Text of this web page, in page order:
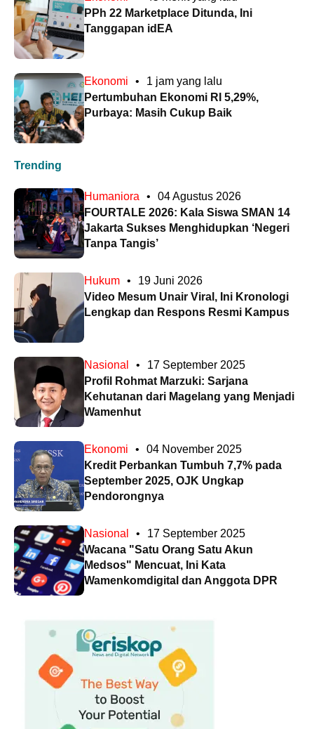
PPh 22 Marketplace Ditunda, Ini
Tanggapan idEA
Ekonomi •
1 jam yang lalu
Pertumbuhan Ekonomi RI 5,29%,
Purbaya: Masih Cukup Baik
Trending
Humaniora •
04 Agustus 2026
FOURTALE 2026: Kala Siswa SMAN 14
Jakarta Sukses Menghidupkan ‘Negeri
Tanpa Tangis’
Hukum •
19 Juni 2026
Video Mesum Unair Viral, Ini Kronologi
Lengkap dan Respons Resmi Kampus
Nasional •
17 September 2025
Profil Rohmat Marzuki: Sarjana
Kehutanan dari Magelang yang Menjadi
Wamenhut
Ekonomi •
04 November 2025
Kredit Perbankan Tumbuh 7,7% pada
September 2025, OJK Ungkap
Pendorongnya
Nasional •
17 September 2025
Wacana "Satu Orang Satu Akun
Medsos" Mencuat, Ini Kata
Wamenkomdigital dan Anggota DPR